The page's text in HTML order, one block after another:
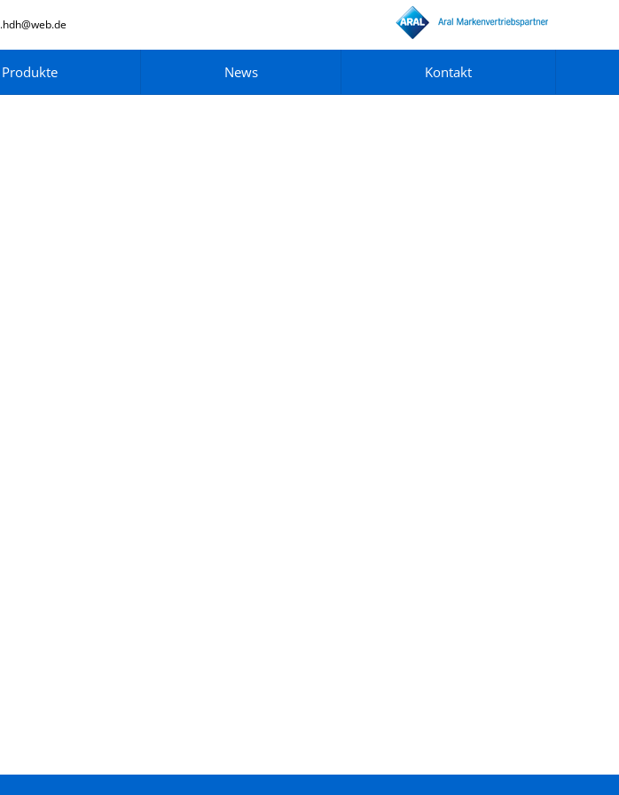
Produkte News Kontakt